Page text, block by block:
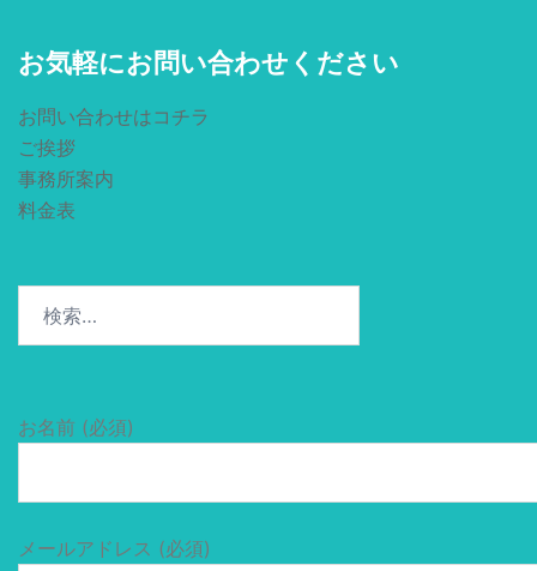
お気軽にお問い合わせください
お問い合わせはコチラ
ご挨拶
事務所案内
料金表
お名前 (必須)
メールアドレス (必須)